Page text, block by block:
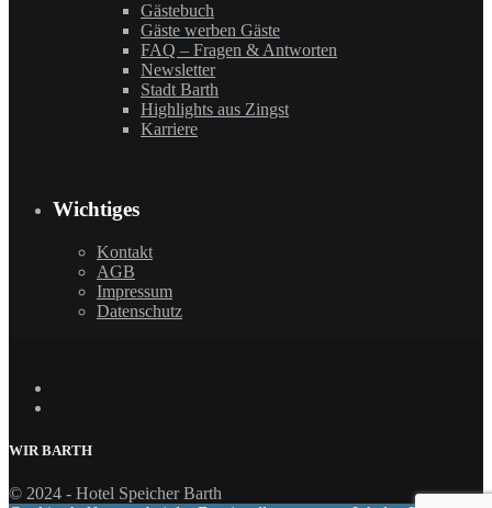
Gästebuch
Gäste werben Gäste
FAQ – Fragen & Antworten
Newsletter
Stadt Barth
Highlights aus Zingst
Karriere
Wichtiges
Kontakt
AGB
Impressum
Datenschutz
WIR BARTH
© 2024 - Hotel Speicher Barth